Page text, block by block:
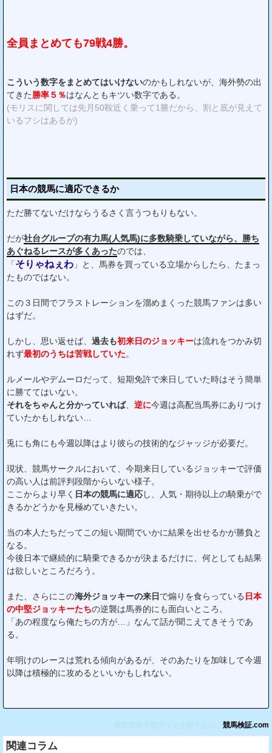
全員まとめても79戦4勝。
こういう数字をまとめてはいけないのかもしれないが、海外勢の出
てきた勝率５％はなんともキツい数字である。
(モリスに関しては先月50鞍近く乗って1勝だから、割と底が見えて
いるフシはあるが)
日本の競馬に適応できるか
ただ勝てないだけならうるさく言うつもりもない。
だが社台グループの有力馬(人気馬)に多数騎乗していながら、勝ち
あぐねるレースが多くあったのでは、
「そりゃねぇわ 」と、馬券を買っている立場からしたら、たまっ
たものではない。
この３日間でフラストレーションを溜めまくった競馬ファンは多い
はずだ。
しかし、思い返せば、 過去も初来日のジョッキーは流れをつかみ切
れず最初のうちは苦戦していた。
ルメールやデムーロだって、短期免許で来日していた時はそう簡単
に勝ててはいない。
それをちゃんと分かっていれば、 逆に今週は高配当馬券にありつけ
ていたかもしれない…
兎にも角にも今週以降はより彼らの技術的なジャッジが必要だ。
現状、競馬サークルにおいて、今期来日しているジョッキーで評価
の高い人は前評判段階からいない様子。
ここからより早く 日本の競馬に適応し、人気・期待以上の騎乗がで
きるかどうかを見極めていきたい。
当の本人たちだってこの短い期間でいかに結果を出せるかが勝負と
なる。
今後日本で継続的に騎乗できるかが決まるだけに、何としても結果
は欲しいところだろう。
また、さらにこの海外ジョッキーの来日 で煽りを食らっている 日本
の中堅ジョッキーたちの逆襲は馬券的にも面白いところ。
「あの程度なら俺たちの方が…」なんて話が聞こえてきそうであ
る。
年明けのレースは荒れる傾向があるが、そのあたりを加味して今週
以降は積極的に攻めるといいかもしれない。
競馬検証.com
関連コラム